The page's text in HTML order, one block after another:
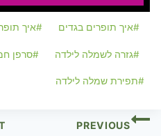
#איך תופרים בגדים #איך
#גזרה לשמלה לילדה #סרפן
#תפירת שמלה לילדה
ניווטPREVIOUS